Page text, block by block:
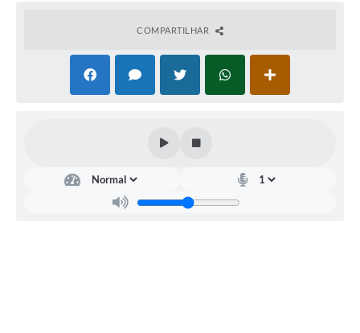
COMPARTILHAR